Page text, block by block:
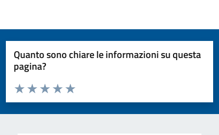
Quanto sono chiare le informazioni su questa
pagina?
Valuta da 1 a 5 stelle la pagina
Valuta 5 stelle su 5
Valuta 4 stelle su 5
Valuta 3 stelle su 5
Valuta 2 stelle su 5
Valuta 1 stelle su 5